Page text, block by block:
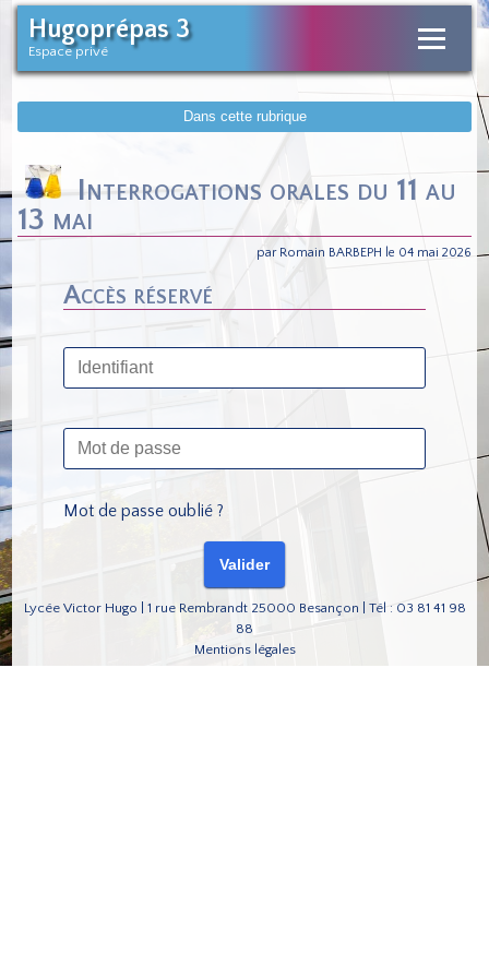
Hugoprépas 3
Espace privé
Dans cette rubrique
Interrogations orales du 11 au
13 mai
par Romain BARBEPH le 04 mai 2026
Accès réservé
Mot de passe oublié ?
Lycée Victor Hugo | 1 rue Rembrandt 25000 Besançon | Tél : 03 81 41 98
88
Mentions légales